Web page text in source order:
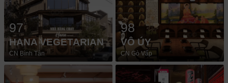
97
HANA VEGETARIAN
CN Bình Tân
98
VÔ ÚY
CN Gò Vấp